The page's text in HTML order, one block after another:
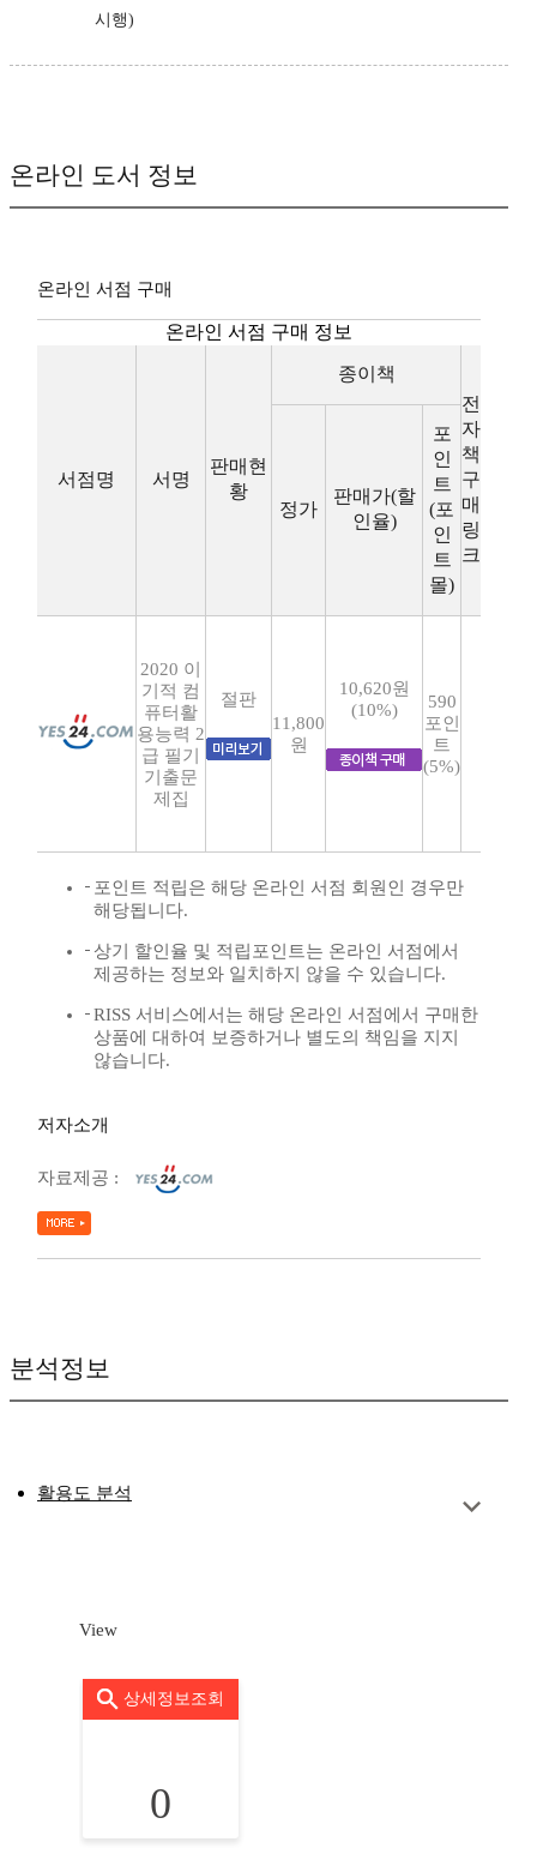
시행)
온라인 도서 정보
온라인 서점 구매
온라인 서점 구매 정보
서점명 서명
판매현
황
종이책
전
자
책
구
매
링
크
정가
판매가(할
인율)
포
인
트
(포
인
트
몰)
2020 이
기적 컴
퓨터활
용능력 2
급 필기
기출문
제집
절판
11,800
원
10,620원
(10%)
590
포인
트
(5%)
포인트 적립은 해당 온라인 서점 회원인 경우만
해당됩니다.
상기 할인율 및 적립포인트는 온라인 서점에서
제공하는 정보와 일치하지 않을 수 있습니다.
RISS 서비스에서는 해당 온라인 서점에서 구매한
상품에 대하여 보증하거나 별도의 책임을 지지
않습니다.
저자소개
자료제공 :
분석정보
활용도 분석
View
상세정보조회
0